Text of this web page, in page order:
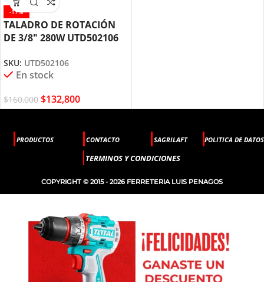
-17%
TALADRO DE ROTACIÓN
DE 3/8″ 280W UTD502106
SKU: UTD502106
En stock
$160,000 $132,800
PRODUCTOS CONTACTO SAGRILAFT POLITICA DE DATOS
TERMINOS Y CONDICIONES
COPYRIGHT © 2015 - 2026 FERRETERIA LUIS PENAGOS